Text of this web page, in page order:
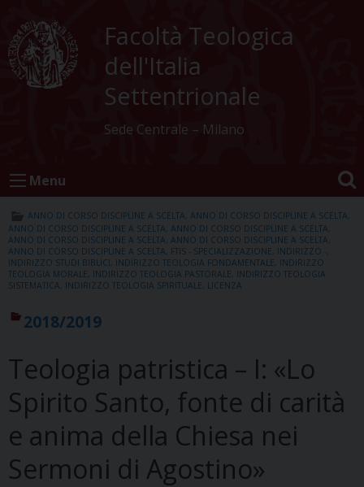
content
Facoltà Teologica
dell'Italia
Settentrionale
Sede Centrale – Milano
Menu
ANNO DI CORSO DISCIPLINE A SCELTA ANNO DI CORSO DISCIPLINE A SCELTA
ANNO DI CORSO DISCIPLINE A SCELTA ANNO DI CORSO DISCIPLINE A SCELTA
ANNO DI CORSO DISCIPLINE A SCELTA ANNO DI CORSO DISCIPLINE A SCELTA
ANNO DI CORSO DISCIPLINE A SCELTA FTIS - SPECIALIZZAZIONE INDIRIZZO -
INDIRIZZO STUDI BIBLICI INDIRIZZO TEOLOGIA FONDAMENTALE INDIRIZZO
TEOLOGIA MORALE INDIRIZZO TEOLOGIA PASTORALE INDIRIZZO TEOLOGIA
SISTEMATICA INDIRIZZO TEOLOGIA SPIRITUALE LICENZA
2018/2019
Teologia patristica – I: «Lo
Spirito Santo, fonte di carità
e anima della Chiesa nei
Sermoni di Agostino»